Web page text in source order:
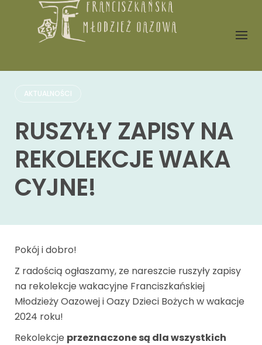
AKTUALNOŚCI
RUSZYŁY ZAPISY NA
REKOLEKCJE WAKA
CYJNE!
Pokój i dobro!
Z radością ogłaszamy, ze nareszcie ruszyły zapisy
na rekolekcje wakacyjne Franciszkańskiej
Młodzieży Oazowej i Oazy Dzieci Bożych w wakacje
2024 roku!
Rekolekcje przeznaczone są dla wszystkich